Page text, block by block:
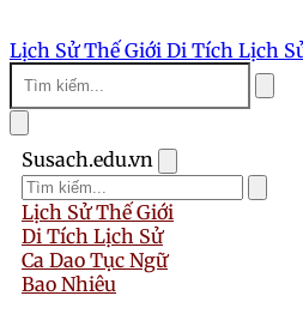
Lịch Sử Thế Giới Di Tích Lịch
Susach.edu.vn
Lịch Sử Thế Giới
Di Tích Lịch Sử
Ca Dao Tục Ngữ
Bao Nhiêu